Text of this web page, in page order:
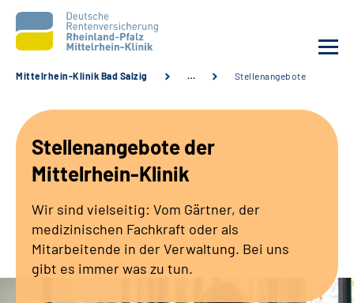
Unsere Angebote
Karriere
Zuweisende &
Mittelrhein-Klinik Bad Salzig … Stellenangebote
Stellenangebote der
Mittelrhein-Klinik
Wir sind vielseitig: Vom Gärtner, der
medizinischen Fachkraft oder als
Mitarbeitende in der Verwaltung. Bei uns
gibt es immer was zu tun.